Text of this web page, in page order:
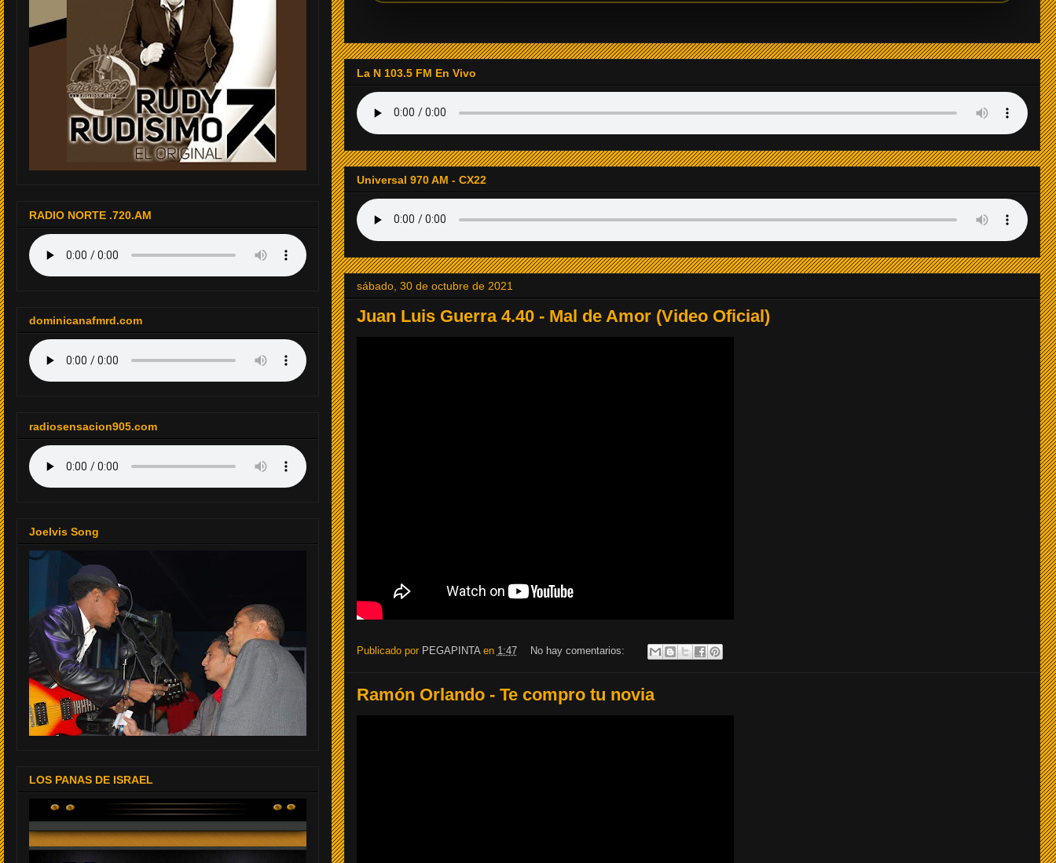
11. Radio Sobrenatural Stereo LISTO
13. Radio La Isabela LISTO
14. RADIODOMINO
15. Radio Tapinozet
17. Baladas del Recuerdo
La N 103.5 FM En Vivo
Universal 970 AM - CX22
sábado, 30 de octubre de 2021
Juan Luis Guerra 4.40 - Mal de Amor (Video Oficial)
Publicado por PEGAPINTA en 1:47 No hay comentarios:
Ramón Orlando - Te compro tu novia
RADIO NORTE .720.AM
dominicanafmrd.com
radiosensacion905.com
Joelvis Song
LOS PANAS DE ISRAEL